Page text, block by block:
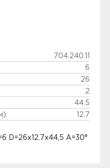
704.240.11
6
26
2
44.5
12.7
D=26x12.7x44,5 A=30°